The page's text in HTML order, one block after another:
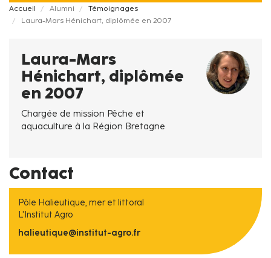
Fil
d'Ariane
Accueil Alumni
Témoignages
Laura-Mars Hénichart, diplômée en 2007
Laura-Mars
Hénichart, diplômée
en 2007
Chargée de mission Pêche et
aquaculture à la Région Bretagne
Contact
Pôle Halieutique, mer et littoral
L'Institut Agro
halieutique@institut-agro.fr